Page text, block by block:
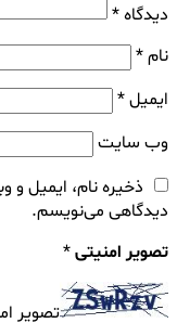
دیدگاه*
نام*
ایمیل*
وب‌ سایت
ذخیره نام، ایمیل و
دیدگاهی می‌نویسم.
تصویر امنیتی*
تصویر